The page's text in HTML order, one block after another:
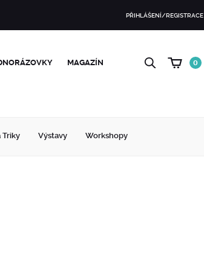
PŘIHLÁŠENÍ/REGISTRACE
MAGAZÍN 0
Triky Výstavy Workshopy